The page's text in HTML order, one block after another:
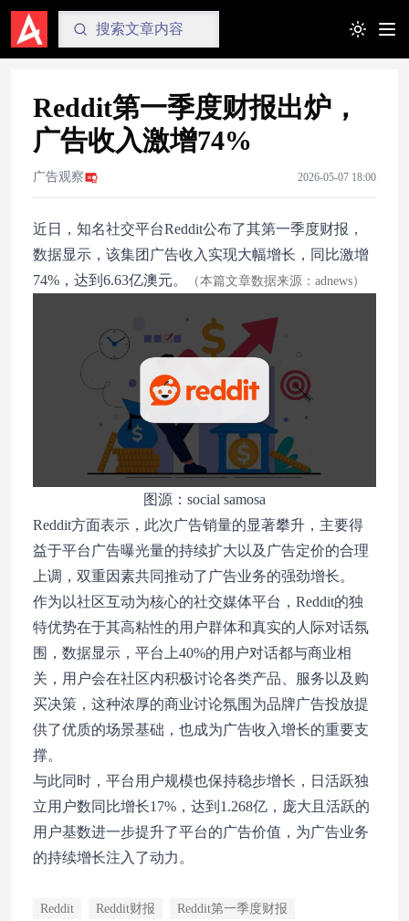
Toggle
Reddit第一季度财报出炉，
广告收入激增74%
广告观察 2026-05-07 18:00
近日，知名社交平台Reddit公布了其第一季度财报，
数据显示，该集团广告收入实现大幅增长，同比激增
74%，达到6.63亿澳元。
（本篇文章数据来源：adnews）
图源：social samosa
Reddit方面表示，此次广告销量的显著攀升，主要得
益于平台广告曝光量的持续扩大以及广告定价的合理
上调，双重因素共同推动了广告业务的强劲增长。
作为以社区互动为核心的社交媒体平台，Reddit的独
特优势在于其高粘性的用户群体和真实的人际对话氛
围，数据显示，平台上40%的用户对话都与商业相
关，用户会在社区内积极讨论各类产品、服务以及购
买决策，这种浓厚的商业讨论氛围为品牌广告投放提
供了优质的场景基础，也成为广告收入增长的重要支
撑。
与此同时，平台用户规模也保持稳步增长，日活跃独
立用户数同比增长17%，达到1.268亿，庞大且活跃的
用户基数进一步提升了平台的广告价值，为广告业务
的持续增长注入了动力。
Reddit Reddit财报 Reddit第一季度财报